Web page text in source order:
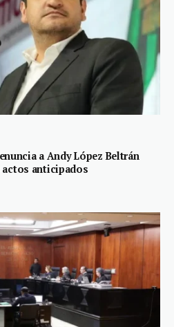
a Andy López Beltrán
actos anticipados